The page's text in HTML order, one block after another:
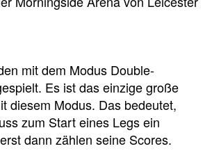
mit dem Modus Double-
Es ist das einzige große
diesem Modus. Das bedeutet,
zum Start eines Legs ein
dann zählen seine Scores.